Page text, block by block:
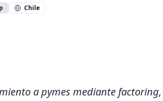
Chile
a pymes mediante